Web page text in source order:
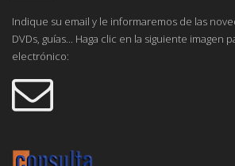
Indique su email y le informaremos de las
DVDs, guías... Haga clic en la siguiente imagen
electrónico: